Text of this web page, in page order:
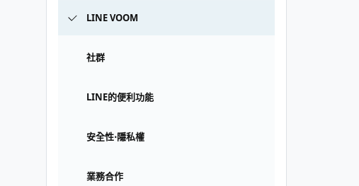
LINE VOOM
社群
LINE的便利功能
安全性⋅隱私權
業務合作